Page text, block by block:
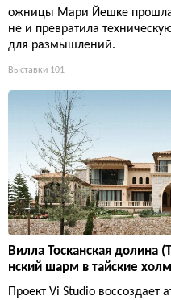
ожницы Мари Йешке прошла
не и превратила
для размышлений.
Выставки 101
Вилла Тосканская долина
нский шарм в тайские
Проект Vi Studio воссоздает